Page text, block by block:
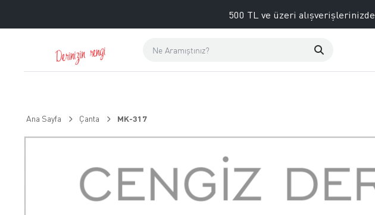
500 TL ve üzeri alışverişlerinizde
Ana Sayfa Çanta MK-317